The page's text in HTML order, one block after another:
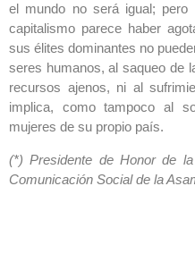
el mundo no será igual;
capitalismo parece haber
sus élites dominantes no
seres humanos, al saqueo de
recursos ajenos, ni al
implica, como tampoco al
mujeres de su propio país.
(*) Presidente de Honor de
Comunicación Social de la